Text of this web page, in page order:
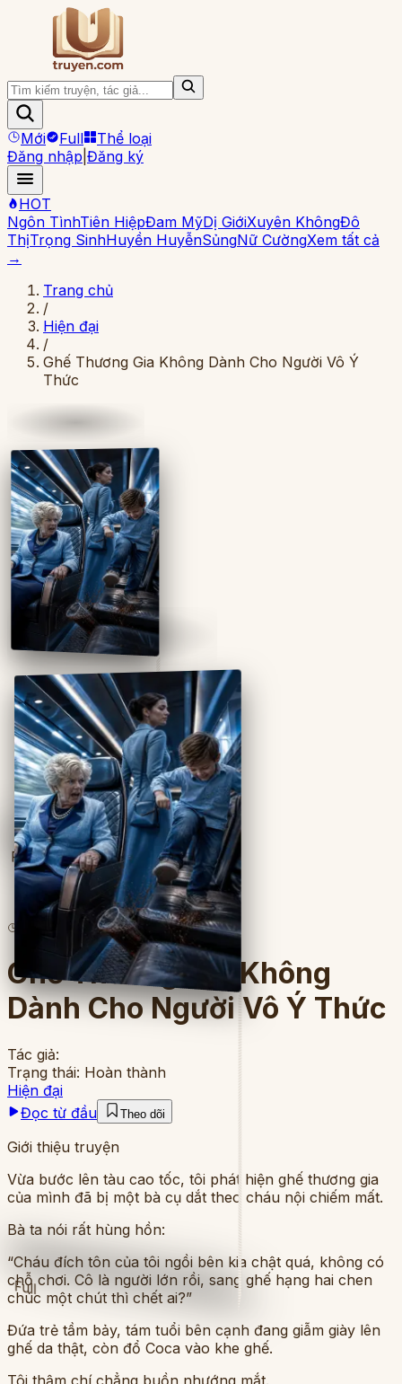
Mới Full
Thể loại
Đăng nhập Đăng ký
HOT
Ngôn TìnhTiên HiệpĐam MỹDị GiớiXuyên KhôngĐô
ThịTrọng SinhHuyền HuyễnSủngNữ CườngXem tất cả
→
Trang chủ
/
Hiện đại
/
Ghế Thương Gia Không Dành Cho Người Vô Ý
Thức
Full
Full
lượt đọc · 9chương
Ghế Thương Gia Không
Dành Cho Người Vô Ý Thức
Tác giả:
Trạng thái: Hoàn thành
Hiện đại
Đọc từ đầu
Theo dõi
Giới thiệu truyện
Vừa bước lên tàu cao tốc, tôi phát hiện ghế thương gia
của mình đã bị một bà cụ dắt theo cháu nội chiếm mất.
Bà ta nói rất hùng hồn:
“Cháu đích tôn của tôi ngồi bên kia chật quá, không có
chỗ chơi. Cô là người lớn rồi, sang ghế hạng hai chen
chúc một chút thì chết ai?”
Đứa trẻ tầm bảy, tám tuổi bên cạnh đang giẫm giày lên
ghế da thật, còn đổ Coca vào khe ghế.
Tôi thậm chí chẳng buồn nhướng mắt.